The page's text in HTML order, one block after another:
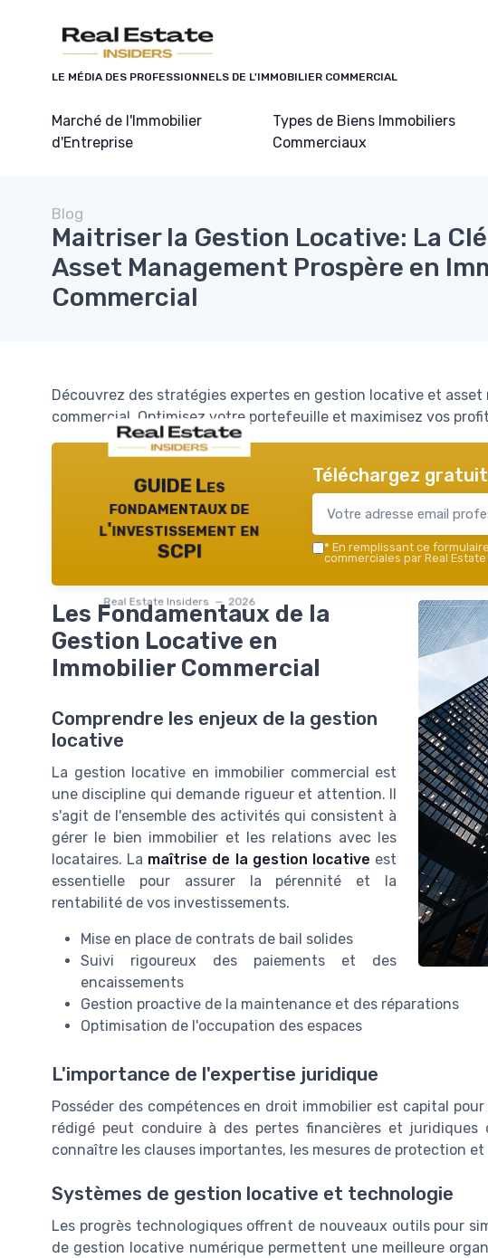
LE MÉDIA DES PROFESSIONNELS DE L'IMMOBILIER COMMERCIAL
Marché de l'Immobilier
d'Entreprise
Types de Biens Immobiliers
Commerciaux
Blog
Maitriser la Gestion Locative: La
Asset Management Prospère en
Commercial
Découvrez des stratégies expertes en gestion locative et
commercial. Optimisez votre portefeuille et maximisez vos
GUIDE Les
fondamentaux de
l'investissement en
SCPI
Real Estate Insiders — 2026
Téléchargez
* En remplissant ce
commerciales par Real
Les Fondamentaux de la
Gestion Locative en
Immobilier Commercial
Comprendre les enjeux de la gestion
locative
La gestion locative en immobilier commercial est
une discipline qui demande rigueur et attention. Il
s'agit de l'ensemble des activités qui consistent à
gérer le bien immobilier et les relations avec les
locataires. La maîtrise de la gestion locative est
essentielle pour assurer la pérennité et la
rentabilité de vos investissements.
Mise en place de contrats de bail solides
Suivi rigoureux des paiements et des
encaissements
Gestion proactive de la maintenance et des réparations
Optimisation de l'occupation des espaces
L'importance de l'expertise juridique
Posséder des compétences en droit immobilier est capital
rédigé peut conduire à des pertes financières et
connaître les clauses importantes, les mesures de protection
Systèmes de gestion locative et technologie
Les progrès technologiques offrent de nouveaux outils pour
de gestion locative numérique permettent une meilleure